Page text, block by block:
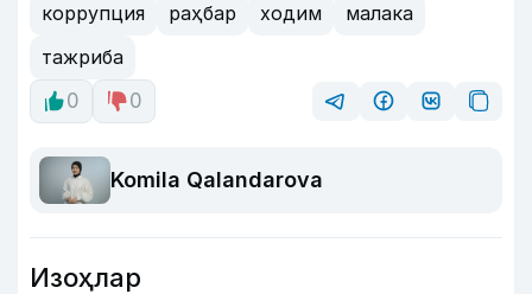
коррупция раҳбар ходим
малака
тажриба
0
0
Komila Qalandarova
Изоҳлар